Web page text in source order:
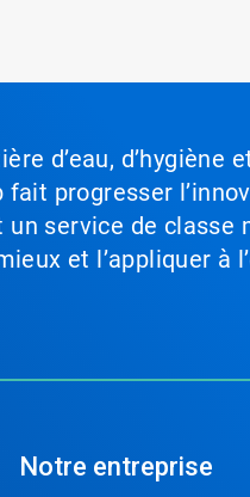
d’eau,
progresser
service de
et l’appliquer à
Notre entreprise